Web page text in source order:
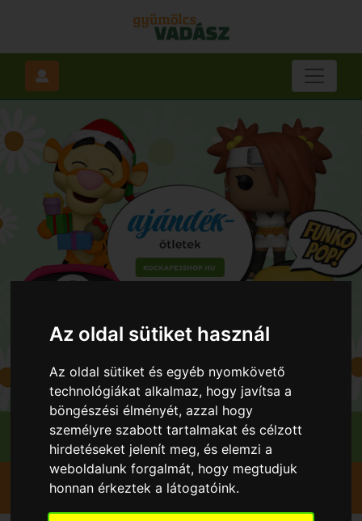
Az oldal sütiket használ
Az oldal sütiket és egyéb nyomkövető
technológiákat alkalmaz, hogy javítsa a
böngészési élményét, azzal hogy
személyre szabott tartalmakat és célzott
hirdetéseket jelenít meg, és elemzi a
weboldalunk forgalmát, hogy megtudjuk
honnan érkeztek a látogatóink.
Szedd magad Alma
Bocskaikert
Majoros Dániel